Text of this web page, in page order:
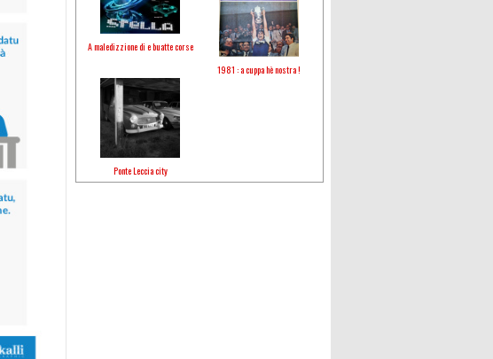
A maledizzione di e buatte corse
1981 : a cuppa hè nostra !
Ponte Leccia city